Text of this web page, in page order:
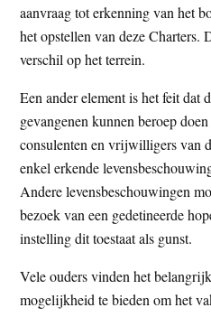
aanvraag tot erkenning van het
het opstellen van deze Charters.
verschil op het terrein.
Een ander element is het feit dat
gevangenen kunnen beroep
consulenten en vrijwilligers van
enkel erkende
Andere levensbeschouwingen
bezoek van een gedetineerde
instelling dit toestaat als gunst.
Vele ouders vinden het
mogelijkheid te bieden om het